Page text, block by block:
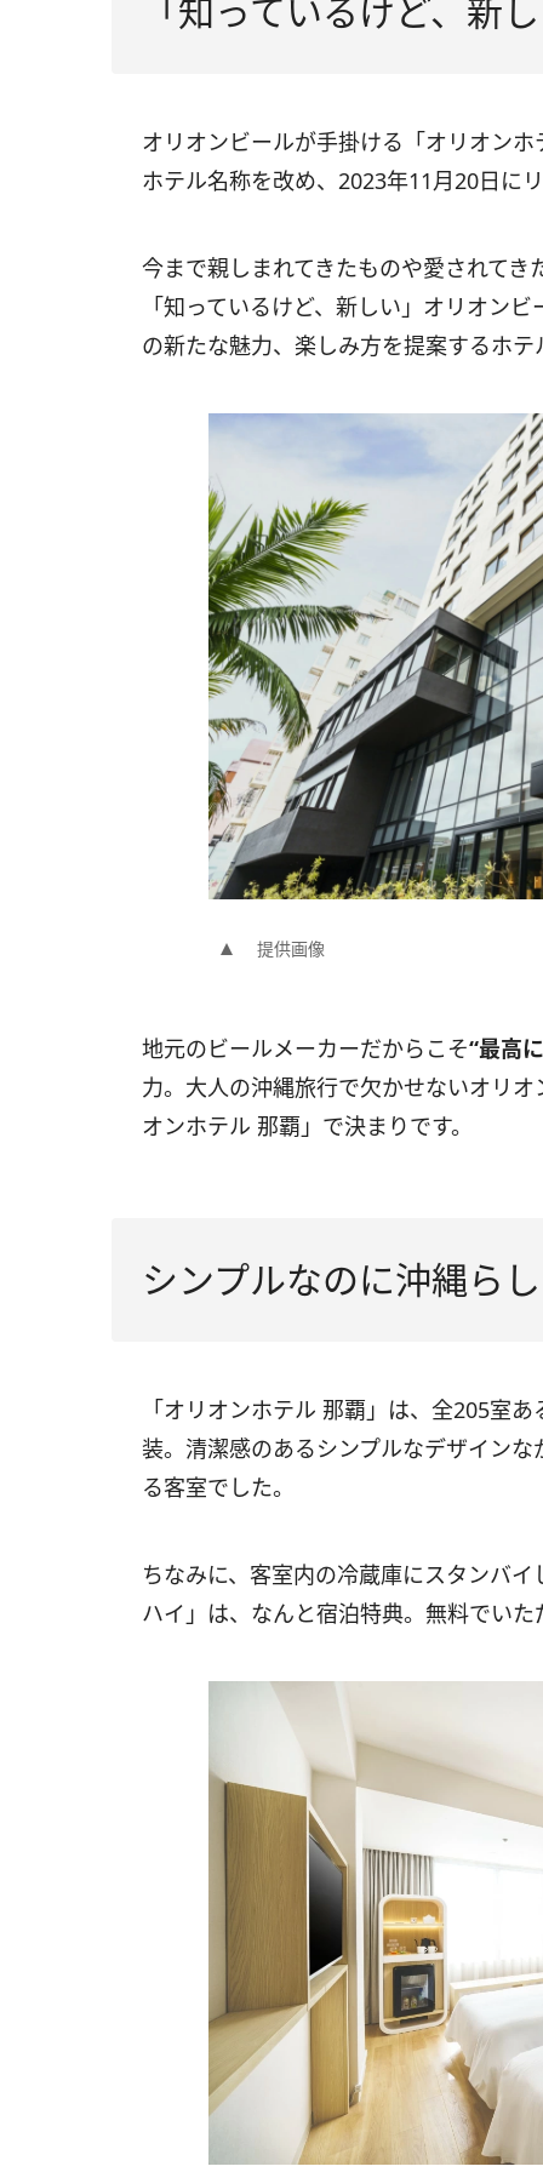
「知っているけど、新
オリオンビールが手掛ける「オリオン
ホテル名称を改め、2023年11月20日に
今まで親しまれてきたものや愛されて
「知っているけど、新しい」オリオン
の新たな魅力、楽しみ方を提案するホテ
提供画像
地元のビールメーカーだからこそ“最高
力。大人の沖縄旅行で欠かせないオリ
オンホテル 那覇」で決まりです。
シンプルなのに沖縄ら
「オリオンホテル 那覇」は、全205室
装。清潔感のあるシンプルなデザイン
る客室でした。
ちなみに、客室内の冷蔵庫にスタンバ
ハイ」は、なんと宿泊特典。無料でい